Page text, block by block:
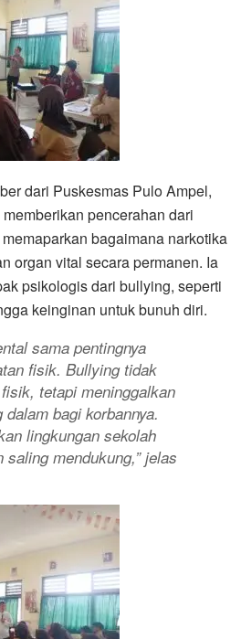
dari Puskesmas Pulo Ampel,
pencerahan dari
bagaimana narkotika
organ vital secara permanen. Ia
psikologis dari bullying, seperti
keinginan untuk bunuh diri.
sama pentingnya
fisik. Bullying tidak
tetapi meninggalkan
bagi korbannya.
lingkungan sekolah
saling mendukung,” jelas